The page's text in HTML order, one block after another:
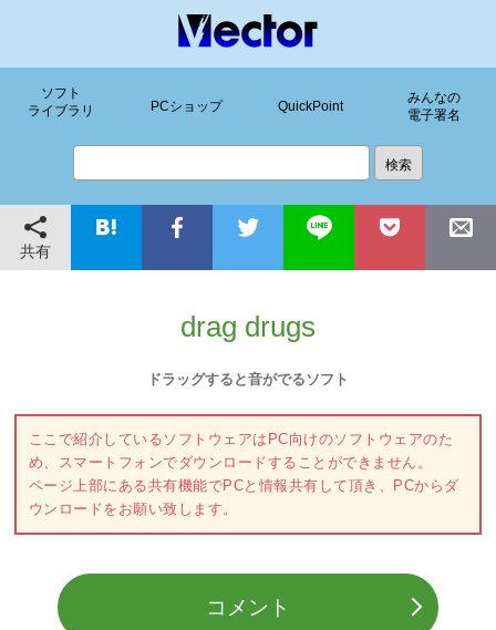
ソフト
ライブラリ
PCショップ QuickPoint
みんなの
電子署名
共有
drag drugs
ドラッグすると音がでるソフト
ここで紹介しているソフトウェアはPC向けのソフトウェアのた
め、スマートフォンでダウンロードすることができません。
ページ上部にある共有機能でPCと情報共有して頂き、PCからダ
ウンロードをお願い致します。
コメント